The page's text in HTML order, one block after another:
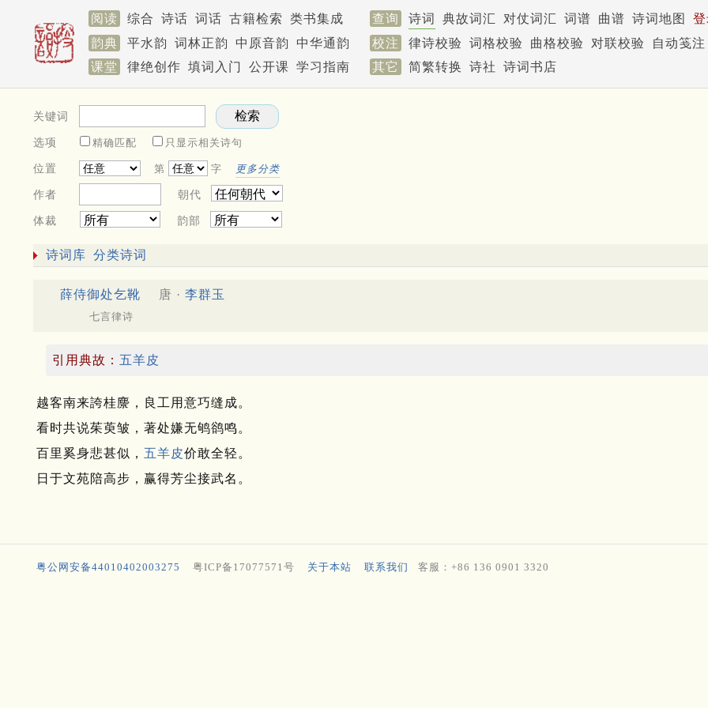
阅读 综合 诗话 词话 古籍检索 类书集成 查询 诗词 典故词汇 对仗词汇 词谱 曲谱 诗词地图
韵典
平水韵 词林正韵 中原音韵 中华通韵 校注 律诗校验 词格校验 曲格校验 对联校验
自动笺注
课堂
律绝创作 填词入门 公开课 学习指南 其它 简繁转换 诗社 诗词书店
关键词
选项 精确匹配 只显示相关诗句
位置 第 字 更多分类
作者 朝代
体裁 韵部
诗词库 分类诗词
薛侍御处乞靴 唐 · 李群玉
七言律诗
引用典故： 五羊皮
越客南来誇桂麖，良工用意巧缝成。
看时共说茱萸皱，著处嫌无鸲鹆鸣。
百里奚身悲甚似， 五羊皮价敢全轻。
日于文苑陪高步，赢得芳尘接武名。
粤公网安备44010402003275 粤ICP备17077571号 关于本站 联系我们 客服：+86 136 0901 3320